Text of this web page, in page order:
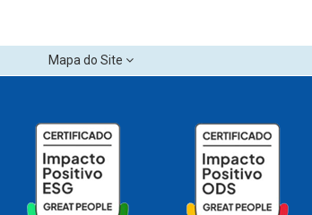
Mapa do Site